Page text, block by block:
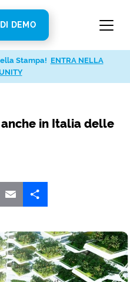
DEMO
anche in Italia delle
Stampa! ENTRA NELLA